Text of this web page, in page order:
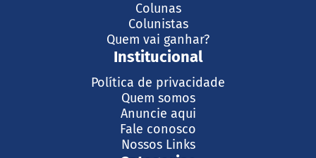
Colunas
Colunistas
Quem vai ganhar?
Institucional
Política de privacidade
Quem somos
Anuncie aqui
Fale conosco
Nossos Links